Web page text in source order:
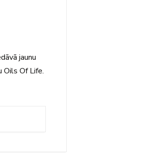
jaunu
Oils Of Life.